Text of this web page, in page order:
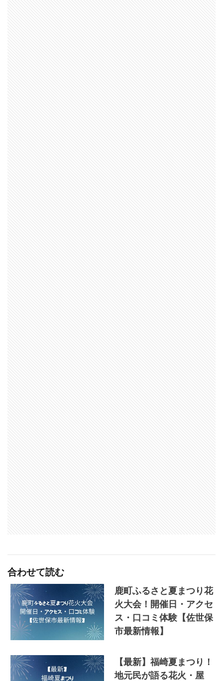
合わせて読む
鹿町ふるさと夏まつり花
火大会！開催日・アクセ
ス・口コミ体験【佐世保
市最新情報】
【最新】福崎夏まつり！
地元民が語る花火・屋